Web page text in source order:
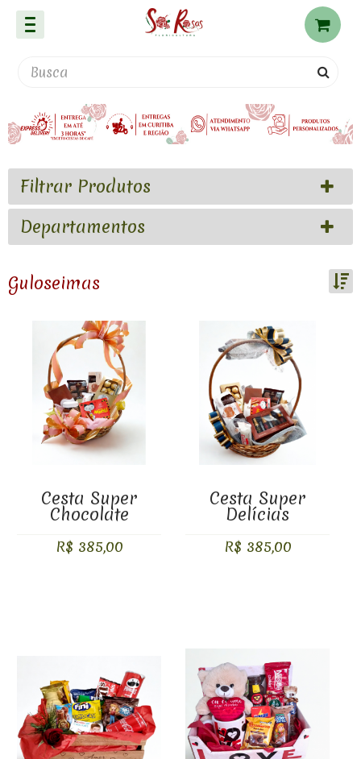
Filtrar Produtos
Departamentos
Guloseimas
Ordenar por:
Exibir até:
COMPARAR PRODUTOS (0)
Cesta Super
Chocolate
R$ 385,00
Cesta Super
Delícias
R$ 385,00